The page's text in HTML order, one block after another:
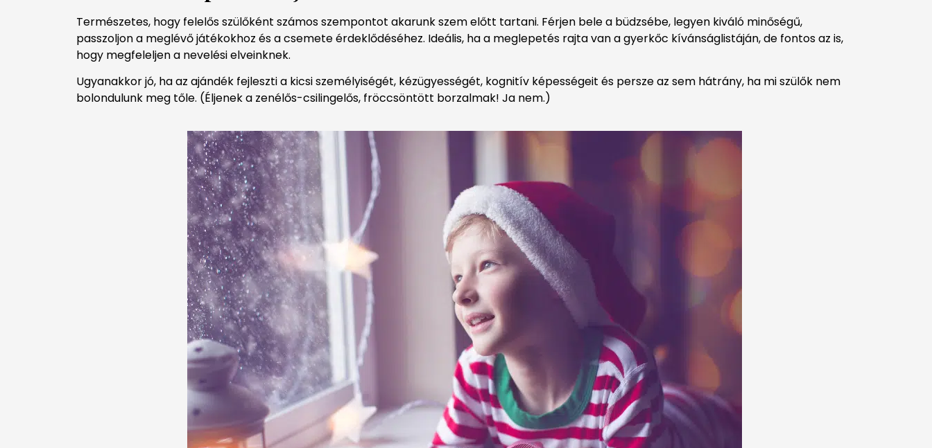
Természetes, hogy felelős szülőként számos szempontot akarunk szem előtt tartani. Férjen bele a büdzsébe, legyen kiváló minőségű,
passzoljon a meglévő játékokhoz és a csemete érdeklődéséhez. Ideális, ha a meglepetés rajta van a gyerkőc kívánságlistáján, de fontos az is,
hogy megfeleljen a nevelési elveinknek.
Ugyanakkor jó, ha az ajándék fejleszti a kicsi személyiségét, kézügyességét, kognitív képességeit és persze az sem hátrány, ha mi szülők nem
bolondulunk meg tőle. (Éljenek a zenélős-csilingelős, fröccsöntött borzalmak! Ja nem.)